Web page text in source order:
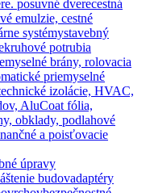
posuvné dverecestná
emulzie, cestné
systémystavebný
potrubia
brány, rolovacia
priemyselné
izolácie, HVAC,
AluCoat fólia,
obklady, podlahové
a poisťovacie
úpravy
budovadaptéry